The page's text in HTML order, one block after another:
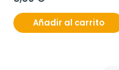
Añadir al carrito